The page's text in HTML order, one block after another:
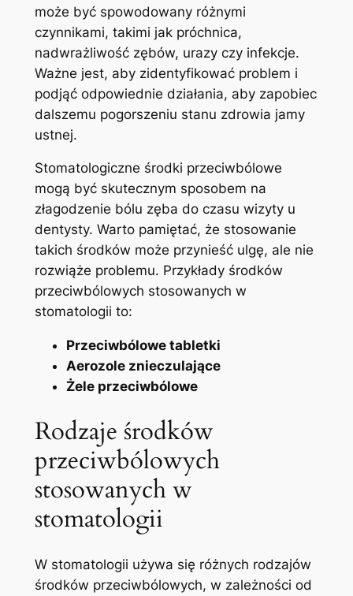
może ⁣być​ spowodowany różnymi
czynnikami, takimi jak próchnica,
nadwrażliwość ⁢zębów, urazy czy ​infekcje.
Ważne ⁣jest, aby ⁢zidentyfikować problem⁤ i
podjąć odpowiednie działania, aby zapobiec
dalszemu pogorszeniu stanu zdrowia jamy
ustnej.
Stomatologiczne⁤ środki przeciwbólowe​
mogą być ​skutecznym sposobem na
⁤złagodzenie bólu​ zęba do⁤ czasu ‌wizyty ‍u
dentysty.⁣ Warto pamiętać, że stosowanie
⁤takich‌ środków może ⁢przynieść ulgę, ale nie
rozwiąże problemu. Przykłady środków
⁣przeciwbólowych stosowanych ​w
stomatologii to:
Przeciwbólowe tabletki
Aerozole znieczulające
Żele przeciwbólowe
Rodzaje⁣ środków
przeciwbólowych
stosowanych w⁢
stomatologii
W stomatologii używa się różnych rodzajów
środków przeciwbólowych, w zależności od